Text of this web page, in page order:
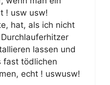
! usw usw!
hat, als ich nicht
lassen und
fast tödlichen
echt ! uswusw!